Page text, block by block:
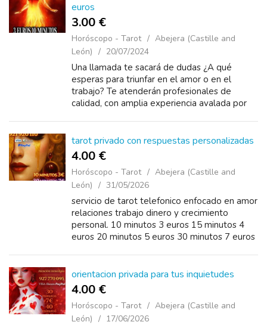
euros
3.00 €
Horóscopo - Tarot
Abejera (Castille and
León)
20/07/2024
Una llamada te sacará de dudas ¿A qué
esperas para triunfar en el amor o en el
trabajo? Te atenderán profesionales de
calidad, con amplia experiencia avalada por
tarot privado con respuestas personalizadas
4.00 €
Horóscopo - Tarot
Abejera (Castille and
León)
31/05/2026
servicio de tarot telefonico enfocado en amor
relaciones trabajo dinero y crecimiento
personal. 10 minutos 3 euros 15 minutos 4
euros 20 minutos 5 euros 30 minutos 7 euros
orientacion privada para tus inquietudes
4.00 €
Horóscopo - Tarot
Abejera (Castille and
León)
17/06/2026